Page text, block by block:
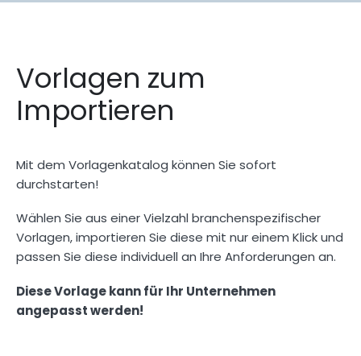
Vorlagen zum
Importieren
Mit dem Vorlagenkatalog können Sie sofort
durchstarten!
Wählen Sie aus einer Vielzahl branchenspezifischer
Vorlagen, importieren Sie diese mit nur einem Klick und
passen Sie diese individuell an Ihre Anforderungen an.
Diese Vorlage kann für Ihr Unternehmen
angepasst werden!